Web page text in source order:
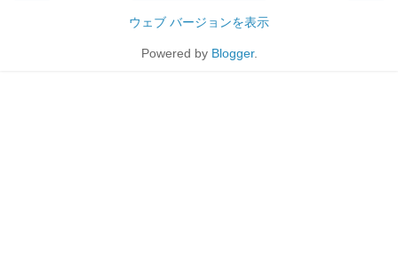
ウェブ バージョンを表示
Powered by Blogger.